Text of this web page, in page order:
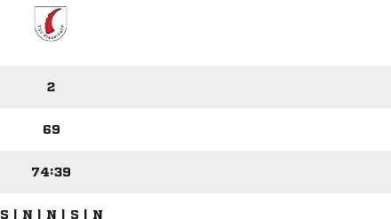
2
69
74:39
S | N | N | S | N